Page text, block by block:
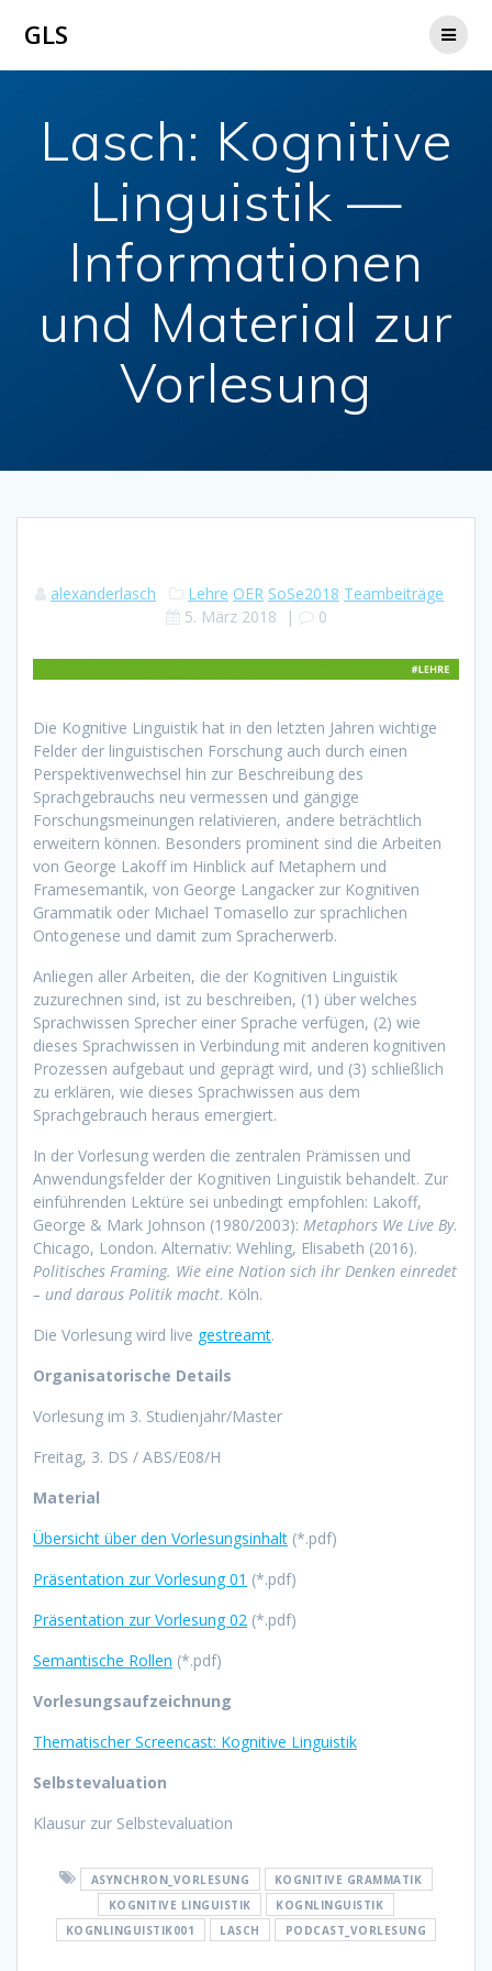
GLS
Lasch: Kognitive
Linguistik —
Informationen
und Material zur
Vorlesung
alexanderlasch Lehre OER SoSe2018 Teambeiträge
5. März 2018 | 0
Die Kognitive Linguistik hat in den letzten Jahren wichtige
Felder der linguistischen Forschung auch durch einen
Perspektivenwechsel hin zur Beschreibung des
Sprachgebrauchs neu vermessen und gängige
Forschungsmeinungen relativieren, andere beträchtlich
erweitern können. Besonders prominent sind die Arbeiten
von George Lakoff im Hinblick auf Metaphern und
Framesemantik, von George Langacker zur Kognitiven
Grammatik oder Michael Tomasello zur sprachlichen
Ontogenese und damit zum Spracherwerb.
Anliegen aller Arbeiten, die der Kognitiven Linguistik
zuzurechnen sind, ist zu beschreiben, (1) über welches
Sprachwissen Sprecher einer Sprache verfügen, (2) wie
dieses Sprachwissen in Verbindung mit anderen kognitiven
Prozessen aufgebaut und geprägt wird, und (3) schließlich
zu erklären, wie dieses Sprachwissen aus dem
Sprachgebrauch heraus emergiert.
In der Vorlesung werden die zentralen Prämissen und
Anwendungsfelder der Kognitiven Linguistik behandelt. Zur
einführenden Lektüre sei unbedingt empfohlen: Lakoff,
George & Mark Johnson (1980/2003): Metaphors We Live By.
Chicago, London. Alternativ: Wehling, Elisabeth (2016).
Politisches Framing. Wie eine Nation sich ihr Denken einredet
– und daraus Politik macht. Köln.
Die Vorlesung wird live gestreamt.
Organisatorische Details
Vorlesung im 3. Studienjahr/Master
Freitag, 3. DS / ABS/E08/H
Material
Übersicht über den Vorlesungsinhalt (*.pdf)
Präsentation zur Vorlesung 01 (*.pdf)
Präsentation zur Vorlesung 02 (*.pdf)
Semantische Rollen (*.pdf)
Vorlesungsaufzeichnung
Thematischer Screencast: Kognitive Linguistik
Selbstevaluation
Klausur zur Selbstevaluation
ASYNCHRON_VORLESUNG
KOGNITIVE GRAMMATIK
KOGNITIVE LINGUISTIK
KOGNLINGUISTIK
KOGNLINGUISTIK001
LASCH PODCAST_VORLESUNG